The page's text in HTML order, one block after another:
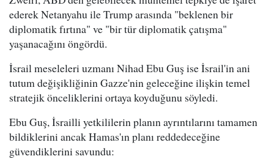
ederek Netanyahu ile Trump arasında "beklenen bir
diplomatik fırtına" ve "bir tür diplomatik çatışma"
yaşanacağını öngördü.
İsrail meseleleri uzmanı Nihad Ebu Guş ise İsrail'in ani
tutum değişikliğinin Gazze'nin geleceğine ilişkin temel
stratejik önceliklerini ortaya koyduğunu söyledi.
Ebu Guş, İsrailli yetkililerin planın ayrıntılarını tamamen
bildiklerini ancak Hamas'ın planı reddedeceğine
güvendiklerini savundu: